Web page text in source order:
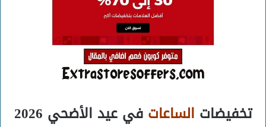
تخفيضات الساعات في عيد الأضحي 2026